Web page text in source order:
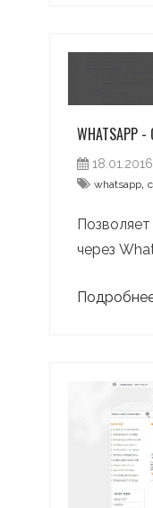
18.01.2016
whatsapp,
через